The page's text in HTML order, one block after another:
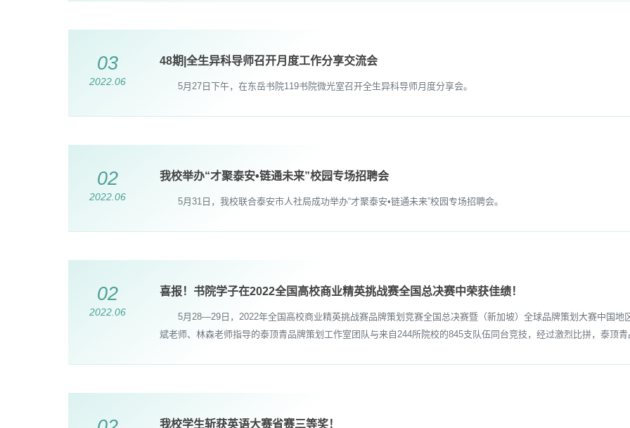
03
2022.06
48期|全生异科导师召开月度工作分享交流会
5月27日下午，在东岳书院119书院微光室召开全生异科导师月度分享会。
02
2022.06
我校举办“才聚泰安•链通未来”校园专场招聘会
5月31日，我校联合泰安市人社局成功举办“才聚泰安•链通未来”校园专场招聘会。
02
2022.06
喜报！书院学子在2022全国高校商业精英挑战赛全国总决赛中荣获佳绩！
5月28—29日，2022年全国高校商业精英挑战赛品牌策划竞赛全国总决赛暨（新加坡）全球品牌策划大赛中国地
斌老师、林森老师指导的泰顶青品牌策划工作室团队与来自244所院校的845支队伍同台竞技，经过激烈比拼，泰顶
我校学生斩获英语大赛省赛三等奖！